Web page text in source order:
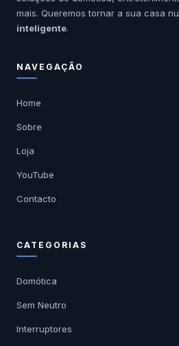
mais. Queremos tornar a sua casa
inteligente.
NAVEGAÇÃO
Home
Sobre
Loja
YouTube
Contacto
CATEGORIAS
Domótica
Sem Neutro
Interruptores